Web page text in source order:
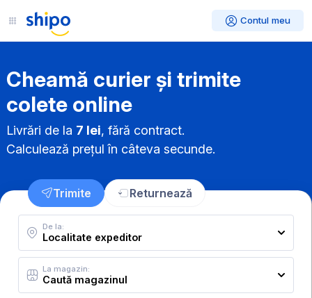
Contul meu
Cheamă curier și trimite
colete online
Livrări de la 7 lei, fără contract.
Calculează prețul în câteva secunde.
Trimite Returnează
De la:
La magazin: